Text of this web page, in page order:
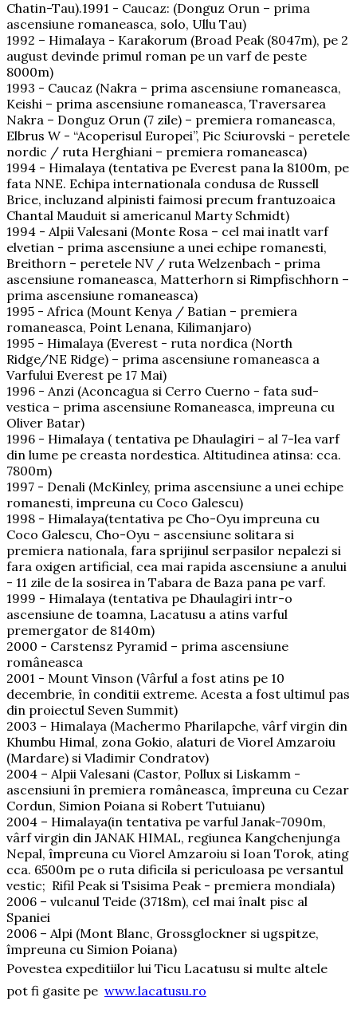
Chatin-Tau).1991 - Caucaz: (Donguz Orun – prima
ascensiune romaneasca, solo, Ullu Tau)
1992 – Himalaya - Karakorum (Broad Peak (8047m), pe 2
august devinde primul roman pe un varf de peste
8000m)
1993 - Caucaz (Nakra – prima ascensiune romaneasca,
Keishi – prima ascensiune romaneasca, Traversarea
Nakra – Donguz Orun (7 zile) – premiera romaneasca,
Elbrus W - “Acoperisul Europei”, Pic Sciurovski - peretele
nordic / ruta Herghiani – premiera romaneasca)
1994 - Himalaya (tentativa pe Everest pana la 8100m, pe
fata NNE. Echipa internationala condusa de Russell
Brice, incluzand alpinisti faimosi precum frantuzoaica
Chantal Mauduit si americanul Marty Schmidt)
1994 - Alpii Valesani (Monte Rosa – cel mai inatlt varf
elvetian - prima ascensiune a unei echipe romanesti,
Breithorn – peretele NV / ruta Welzenbach - prima
ascensiune romaneasca, Matterhorn si Rimpfischhorn –
prima ascensiune romaneasca)
1995 - Africa (Mount Kenya / Batian – premiera
romaneasca, Point Lenana, Kilimanjaro)
1995 - Himalaya (Everest - ruta nordica (North
Ridge/NE Ridge) – prima ascensiune romaneasca a
Varfului Everest pe 17 Mai)
1996 - Anzi (Aconcagua si Cerro Cuerno - fata sud-
vestica – prima ascensiune Romaneasca, impreuna cu
Oliver Batar)
1996 - Himalaya ( tentativa pe Dhaulagiri – al 7-lea varf
din lume pe creasta nordestica. Altitudinea atinsa: cca.
7800m)
1997 - Denali (McKinley, prima ascensiune a unei echipe
romanesti, impreuna cu Coco Galescu)
1998 - Himalaya(tentativa pe Cho-Oyu impreuna cu
Coco Galescu, Cho-Oyu – ascensiune solitara si
premiera nationala, fara sprijinul serpasilor nepalezi si
fara oxigen artificial, cea mai rapida ascensiune a anului
- 11 zile de la sosirea in Tabara de Baza pana pe varf.
1999 - Himalaya (tentativa pe Dhaulagiri intr-o
ascensiune de toamna, Lacatusu a atins varful
premergator de 8140m)
2000 - Carstensz Pyramid – prima ascensiune
româneasca
2001 - Mount Vinson (Vârful a fost atins pe 10
decembrie, în conditii extreme. Acesta a fost ultimul pas
din proiectul Seven Summit)
2003 – Himalaya (Machermo Pharilapche, vârf virgin din
Khumbu Himal, zona Gokio, alaturi de Viorel Amzaroiu
(Mardare) si Vladimir Condratov)
2004 – Alpii Valesani (Castor, Pollux si Liskamm -
ascensiuni în premiera româneasca, împreuna cu Cezar
Cordun, Simion Poiana si Robert Tutuianu)
2004 – Himalaya(in tentativa pe varful Janak-7090m,
vârf virgin din JANAK HIMAL, regiunea Kangchenjunga
Nepal, împreuna cu Viorel Amzaroiu si Ioan Torok, ating
cca. 6500m pe o ruta dificila si periculoasa pe versantul
vestic; Rifil Peak si Tsisima Peak - premiera mondiala)
2006 – vulcanul Teide (3718m), cel mai înalt pisc al
Spaniei
2006 – Alpi (Mont Blanc, Grossglockner si ugspitze,
împreuna cu Simion Poiana)
Povestea expeditiilor lui Ticu Lacatusu si multe altele
pot fi gasite pe www.lacatusu.ro